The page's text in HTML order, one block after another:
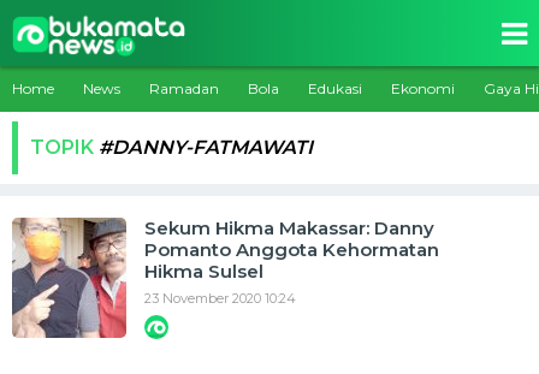
Home News Ramadan Bola Edukasi Ekonomi Gaya
TOPIK #DANNY-FATMAWATI
Sekum Hikma Makassar: Danny
Pomanto Anggota Kehormatan
Hikma Sulsel
23 November 2020 10:24